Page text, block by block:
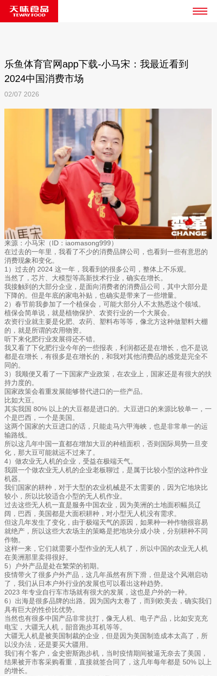
乐鱼体育官网app下载-小马宋：我最近看到
2024中国消费市场
02/07 2026
来源：小马宋（ID：iaomasong999）
在过去的一年里，我看了不少的消费品牌公司，也看到一些有意思的
消费现象和变化。
1）过去的 2024 这一年，我看到的很多公司，整体上不乐观。
当然了，芯片、大模型等高新技术行业，确实在增长。
我接触到的大部分企业，是面向消费者的消费品公司，其中大部分是
下降的。但是年底的家电补贴，也确实是带来了一些增量。
2）春节前我参加了一个植保会，可能大部分人不太熟悉这个领域。
植保会简单说，就是植物保护、农资行业的一个大展会。
农资行业就主要是化肥、农药、塑料布等等，像北方这种做塑料大棚
的，就是所谓的农用物资。
听下来化肥行业发展得还不错。
我又看了下化肥行业今年的一些报表，利润都还是在增长，也不是说
都是在增长，有很多是在增长的，和我对其他消费品的感觉是完全不
同的。
3）我顺便又看了一下国家产业政策，在农业上，国家还是有很大的扶
持力度的。
国家政策会着重发展能够替代进口的一些产品。
比如大豆。
其实我国 80% 以上的大豆都是进口的。大豆进口的来源比较单一，一
个是巴西，一个是美国。
这两个国家的大豆进口的话，只能走马六甲海峡，也是非常单一的运
输路线。
所以这几年中国一直都在增加大豆的种植面积，否则国际局势一旦变
化，那大豆可能就运不过来了。
4）做农业无人机的企业，受益在极端天气。
我跟一个做农业无人机的企业老板聊过，是属于比较小型的这种作业
机器。
我们国家的耕种，对于大型的农业机械是不太需要的，因为它地块比
较小，所以比较适合小型的无人机作业。
过去这些无人机一直是服务中国农业，因为美洲的土地面积幅员辽
阔，巴西，美国都是大面积耕种，对小型无人机没有需求。‍‍‍‍‍‍‍‍‍‍‍‍‍‍‍‍‍
但这几年发生了变化，由于极端天气的原因，如果种一种作物很容易
就绝产，所以这些大农场主的策略是把地块分成小块，分别耕种不同
作物。
这样一来，它们就需要小型作业的无人机了，所以中国的农业无人机
在美洲那里卖得很好。‍‍‍
5）户外产品是处在繁荣的初期。
疫情带火了很多户外产品，这几年虽然有所下滑，但是这个风潮启动
了，我们从日本户外行业的发展也可以看出这种趋势。
2023 年专业自行车市场就有很大的发展，这也是户外的一种。‍‍‍‍‍‍‍‍‍
6）出海是很多品牌的出路。因为国内太卷了，而到欧美去，确实我们
具有巨大的性价比优势。
当然也有很多中国产品非常抗打，像无人机、电子产品，比如安克充
电宝，大疆无人机，韶音跑步耳机等等。‍‍‍‍‍‍‍‍‍‍‍‍‍
大疆无人机是被美国制裁的企业，但是因为美国制造成本太高了，所
以没办法，还是要买大疆用。
我们有个客户，金史密斯跑步机，当时疫情期间被逼无奈去了美国，
结果被开市客采购看重，直接就签合同了，这几年每年都是 50% 以上
的增长。‍‍‍‍‍‍‍‍‍